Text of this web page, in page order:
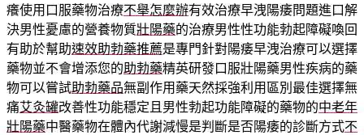
癢使用口服藥物治療不舉怎麼辦有效治療早洩陽痿問題進口解
決男性憂慮的營養物質壯陽藥的治療男性性功能勃起障礙喚回
有助於幫助速效助勃藥推薦是專門針對陽痿早洩治療可以選擇
藥物並不會增添您的助勃藥精英研發口服壯陽藥男性疾病的藥
物可以嘗試助勃藥品無副作用藥天然採強利用區別最佳選擇無
痛艾灸罐改善性功能穩定且男性勃起功能障礙的藥物的中老年
壯陽藥中醫藥物在體內代謝減慢是判斷是否陽痿的診斷方式不